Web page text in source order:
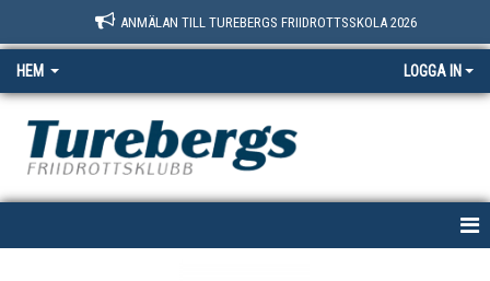
ANMÄLAN TILL TUREBERGS FRIIDROTTSSKOLA 2026
HEM LOGGA IN